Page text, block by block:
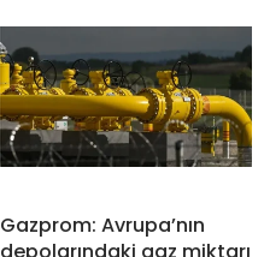
Gazprom: Avrupa’nın
depolarındaki gaz miktarı